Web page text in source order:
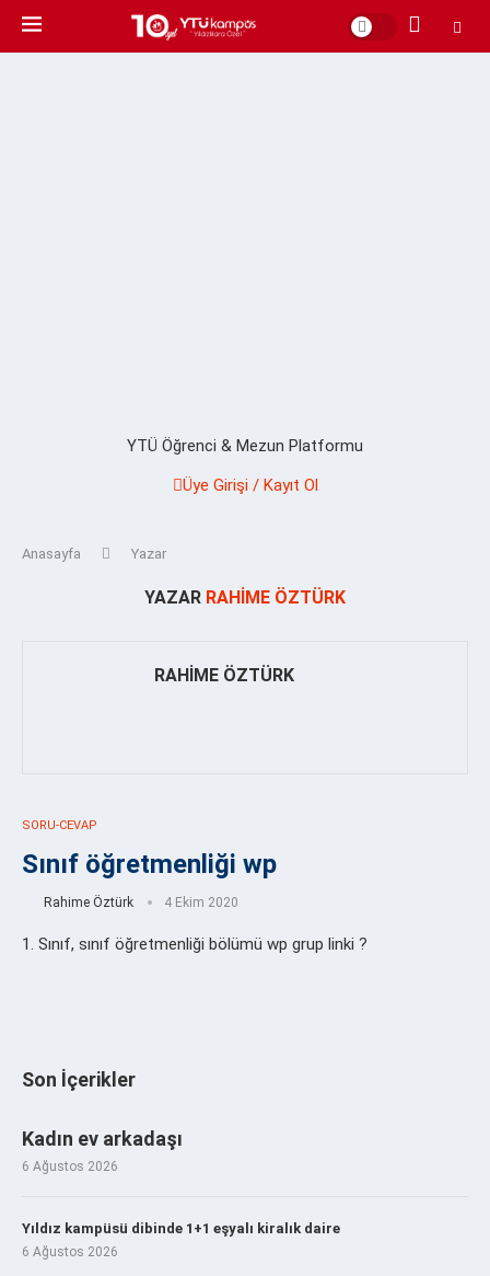
YTÜ Öğrenci & Mezun Platformu
Üye Girişi / Kayıt Ol
Anasayfa Yazar
YAZAR RAHIME ÖZTÜRK
RAHIME ÖZTÜRK
SORU-CEVAP
Sınıf öğretmenliği wp
Rahime Öztürk 4 Ekim 2020
1. Sınıf, sınıf öğretmenliği bölümü wp grup linki ?
Son İçerikler
Kadın ev arkadaşı
6 Ağustos 2026
Yıldız kampüsü dibinde 1+1 eşyalı kiralık daire
6 Ağustos 2026